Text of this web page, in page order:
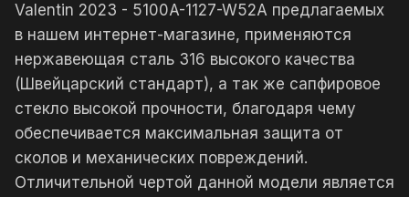
Valentin 2023 - 5100A-1127-W52A предлагаемых
в нашем интернет-магазине, применяются
нержавеющая сталь 316 высокого качества
(Швейцарский стандарт), а так же сапфировое
стекло высокой прочности, благодаря чему
обеспечивается максимальная защита от
сколов и механических повреждений.
Отличительной чертой данной модели является